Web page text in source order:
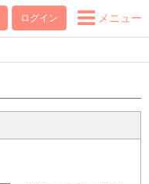
ログイン メニュー